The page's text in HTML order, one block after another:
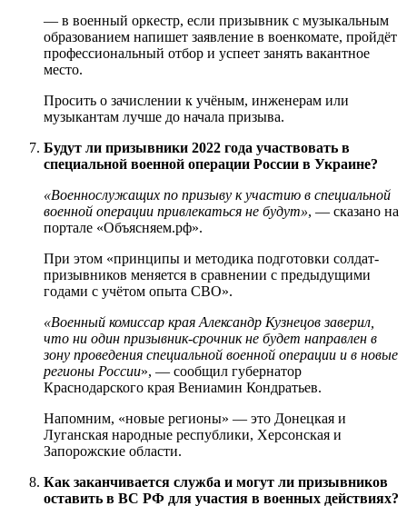
— в военный оркестр, если призывник с музыкальным
образованием напишет заявление в военкомате, пройдёт
профессиональный отбор и успеет занять вакантное
место.
Просить о зачислении к учёным, инженерам или
музыкантам лучше до начала призыва.
Будут ли призывники 2022 года участвовать в
специальной военной операции России в Украине?
«Военнослужащих по призыву к участию в специальной
военной операции привлекаться не будут», — сказано на
портале «Объясняем.рф».
При этом «принципы и методика подготовки солдат-
призывников меняется в сравнении с предыдущими
годами с учётом опыта СВО».
«Военный комиссар края Александр Кузнецов заверил,
что ни один призывник-срочник не будет направлен в
зону проведения специальной военной операции и в новые
регионы России», — сообщил губернатор
Краснодарского края Вениамин Кондратьев.
Напомним, «новые регионы» — это Донецкая и
Луганская народные республики, Херсонская и
Запорожские области.
Как заканчивается служба и могут ли призывников
оставить в ВС РФ для участия в военных действиях?